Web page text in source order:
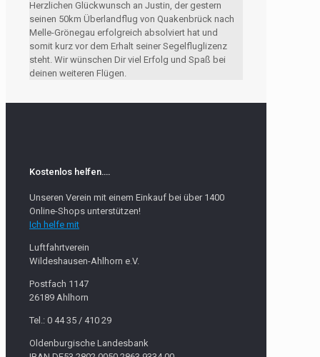
Herzlichen Glückwunsch an Justin, der gestern
seinen 50km Überlandflug von Quakenbrück nach
Melle-Grönegau erfolgreich absolviert hat und
somit kurz vor dem Erhalt seiner Segelfluglizenz
steht. Wir wünschen Dir viel Erfolg und Spaß bei
deinen weiteren Flügen.
Kostenlos helfen….
Unseren Verein mit einem Einkauf bei über 1400
Online-Shops unterstützen!
Ich helfe mit
Luftfahrtverein
Wildeshausen-Ahlhorn e.V.
Postfach 1147
26189 Ahlhorn
Tel.: 0 44 35 / 410 29
Oldenburgische Landesbank